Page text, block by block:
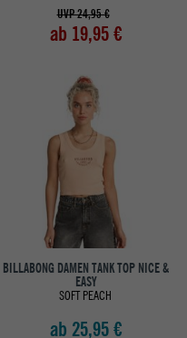
UVP 24,95 €
ab 19,95 €
BILLABONG DAMEN TANK TOP NICE &
EASY
SOFT PEACH
ab 25,95 €